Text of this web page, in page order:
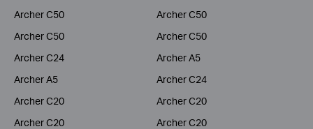
Archer C50
Archer C50
Archer C50
Archer C50
Archer C24
Archer A5
Archer A5
Archer C24
Archer C20
Archer C20
Archer C20
Archer C20